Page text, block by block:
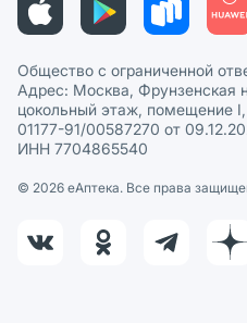
Общество с ограниченной
Адрес: Москва, Фрунзенская
цокольный этаж, помещение
01177-91/00587270 от
ИНН 7704865540
© 2026 eАптека. Все права